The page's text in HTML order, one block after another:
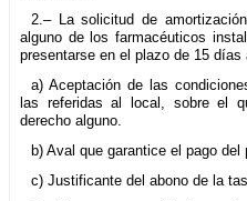
2.– La solicitud de
alguno de los farmacéuticos
presentarse en el plazo de 15 días
a) Aceptación de las
las referidas al local, sobre el
derecho alguno.
b) Aval que garantice el pago del
c) Justificante del abono de la